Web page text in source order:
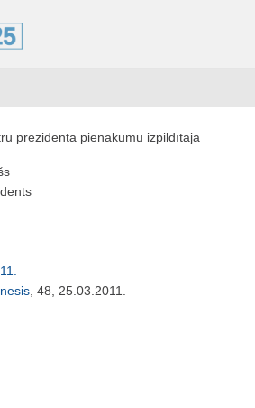
prezidenta pienākumu izpildītāja
, 48, 25.03.2011.